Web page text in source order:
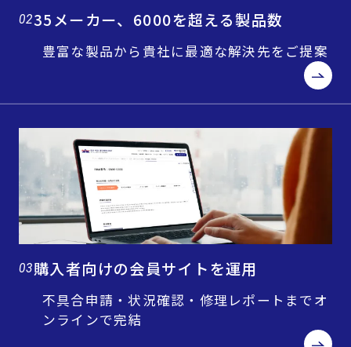
0235メーカー、6000を超える製品数
豊富な製品から貴社に最適な解決先をご提案
03購入者向けの会員サイトを運用
不具合申請・状況確認・修理レポートまでオ
ンラインで完結